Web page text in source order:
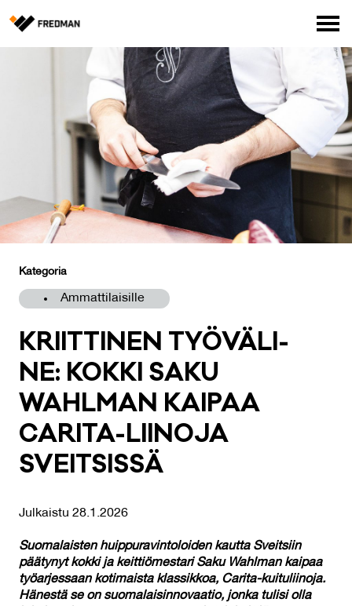
Tehtaanmyymälä
Verkkokauppa ammattilaisille
Hae
Suomi
Kategoria
Ammattilaisille
KRIIT­TI­NEN TYÖ­VÄ­LI­
NE: KOK­KI SA­KU
WAHL­MAN KAI­PAA
CA­RI­TA-LII­NO­JA
SVEIT­SIS­SÄ
Julkaistu 28.1.2026
Suomalaisten huippuravintoloiden kautta Sveitsiin
päätynyt kokki ja keittiömestari Saku Wahlman kaipaa
työarjessaan kotimaista klassikkoa, Carita-kuituliinoja.
Hänestä se on suomalaisinnovaatio, jonka tulisi olla